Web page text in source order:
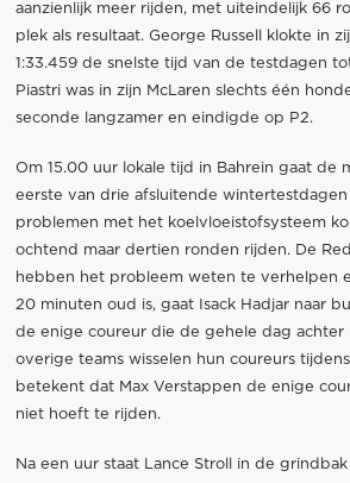
aanzienlijk meer rijden, met uiteindelijk 66
plek als resultaat. George Russell klokte in
1:33.459 de snelste tijd van de testdagen
Piastri was in zijn McLaren slechts één
seconde langzamer en eindigde op P2.
Om 15.00 uur lokale tijd in Bahrein gaat de
eerste van drie afsluitende wintertestdagen
problemen met het koelvloeistofsysteem
ochtend maar dertien ronden rijden. De
hebben het probleem weten te verhelpen
20 minuten oud is, gaat Isack Hadjar naar
de enige coureur die de gehele dag achter
overige teams wisselen hun coureurs
betekent dat Max Verstappen de enige
niet hoeft te rijden.
Na een uur staat Lance Stroll in de